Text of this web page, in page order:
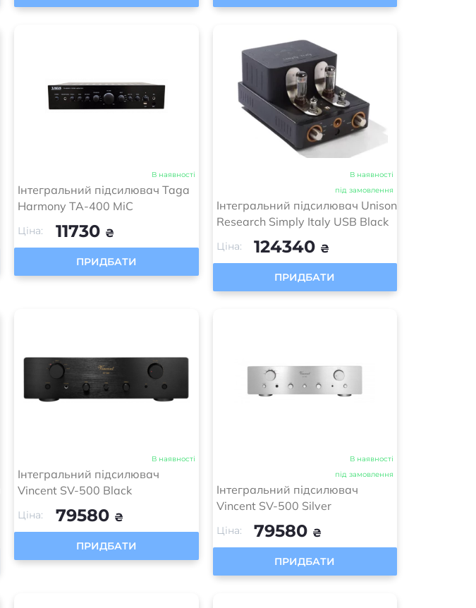
В наявності
Інтегральний підсилювач Taga
Harmony TA-400 MiC
Ціна: 11730 ₴
ПРИДБАТИ
В наявності
під замовлення
Інтегральний підсилювач Unison
Research Simply Italy USB Black
Ціна: 124340 ₴
ПРИДБАТИ
В наявності
Інтегральний підсилювач
Vincent SV-500 Black
Ціна: 79580 ₴
ПРИДБАТИ
В наявності
під замовлення
Інтегральний підсилювач
Vincent SV-500 Silver
Ціна: 79580 ₴
ПРИДБАТИ